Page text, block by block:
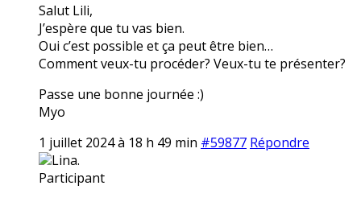
Salut Lili,
J’espère que tu vas bien.
Oui c’est possible et ça peut être bien…
Comment veux-tu procéder? Veux-tu te présenter?
Passe une bonne journée :)
Myo
1 juillet 2024 à 18 h 49 min #59877 Répondre
Lina.
Participant